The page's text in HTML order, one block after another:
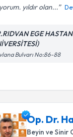
yıldır olan...
EGE
Bulvarı No:86-88
Op. Dr.
Beyin ve Sinir